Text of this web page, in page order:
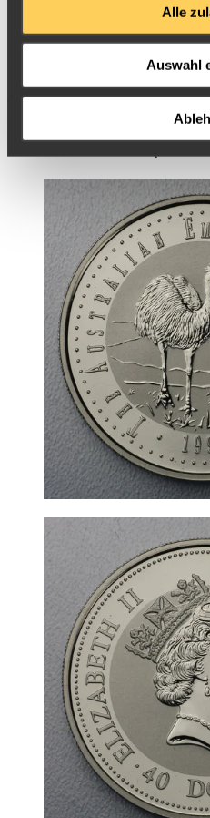
Alle
Auswahl
Palladium-Serie endgültig
Neben den erwähnten Münzen
noch eine Edition von einer
einer Telefonkarte mit Emubild.
Mint darüber hinaus auch ein sog.